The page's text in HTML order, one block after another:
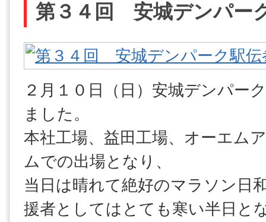
第３４回 安城デンパー
２月１０日（日）安城デンパー
ました。
本社工場、益田工場、オーエム
ムでの出場となり、
当日は晴れて絶好のマラソン日
援者としてはとても寒い半日と